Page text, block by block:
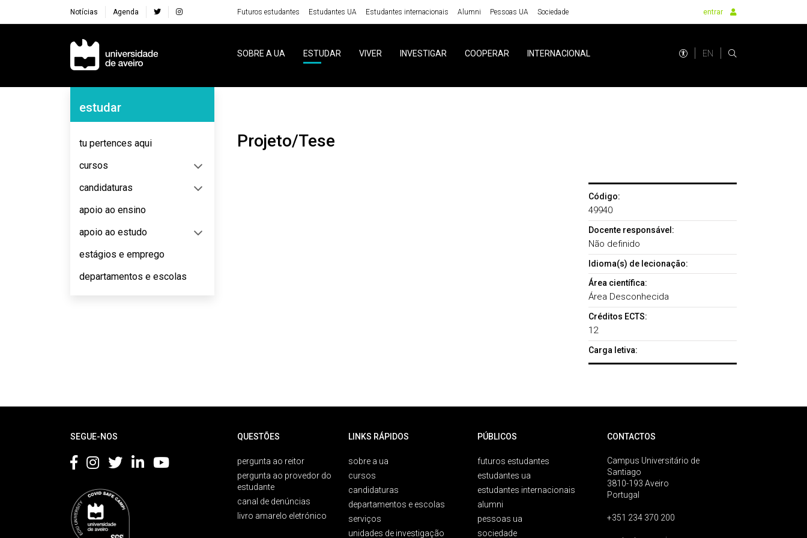
Notícias Agenda Futuros estudantes Estudantes UA Estudantes internacionais Alumni Pessoas UA Sociedade entrar
Navegação Principal
SOBRE A UA ESTUDAR VIVER INVESTIGAR COOPERAR INTERNACIONAL EN
Navegação Lateral
estudar
tu pertences aqui
cursos
candidaturas
apoio ao ensino
apoio ao estudo
estágios e emprego
departamentos e escolas
Projeto/Tese
Código:
49940
Docente responsável:
Não definido
Idioma(s) de lecionação:
Área científica:
Área Desconhecida
Créditos ECTS:
12
Carga letiva:
SEGUE-NOS QUESTÕES
pergunta ao reitor
pergunta ao provedor do
estudante
canal de denúncias
livro amarelo eletrónico
LINKS RÁPIDOS
sobre a ua
cursos
candidaturas
departamentos e escolas
serviços
unidades de investigação
PÚBLICOS
futuros estudantes
estudantes ua
estudantes internacionais
alumni
pessoas ua
sociedade
CONTACTOS
Campus Universitário de
Santiago
3810-193 Aveiro
Portugal
+351 234 370 200